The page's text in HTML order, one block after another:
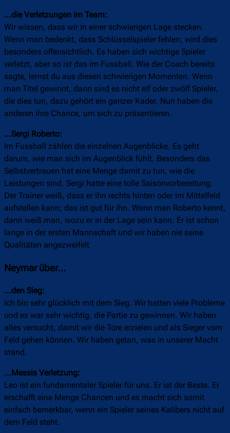
…die Verletzungen im Team:
Wir wissen, dass wir in einer schwierigen Lage stecken.
Wenn man bedenkt, dass Schlüsselspieler fehlen, wird dies
besonders offensichtlich. Es haben sich wichtige Spieler
verletzt, aber so ist das im Fussball. Wie der Coach bereits
sagte, lernst du aus diesen schwierigen Momenten. Wenn
man Titel gewinnt, dann sind es nicht elf oder zwölf Spieler,
die dies tun, dazu gehört ein ganzer Kader. Nun haben die
anderen ihre Chance, um sich zu präsentieren.
…Sergi Roberto:
Im Fussball zählen die einzelnen Augenblicke. Es geht
darum, wie man sich im Augenblick fühlt. Besonders das
Selbstvertrauen hat eine Menge damit zu tun, wie die
Leistungen sind. Sergi hatte eine tolle Saisonvorbereitung.
Der Trainer weiß, dass er ihn rechts hinten oder im Mittelfeld
aufstellen kann; das ist gut für ihn. Wenn man Roberto kennt,
dann weiß man, wozu er in der Lage sein kann. Er ist schon
lange in der ersten Mannschaft und wir haben nie seine
Qualitäten angezweifelt
Neymar über…
…den Sieg:
Ich bin sehr glücklich mit dem Sieg. Wir hatten viele Probleme
und es war sehr wichtig, die Partie zu gewinnen. Wir haben
alles versucht, damit wir die Tore erzielen und als Sieger vom
Feld gehen können. Wir haben getan, was in unserer Macht
stand.
…Messis Verletzung:
Leo ist ein fundamentaler Spieler für uns. Er ist der Beste. Er
erschafft eine Menge Chancen und es macht sich somit
einfach bemerkbar, wenn ein Spieler seines Kalibers nicht auf
dem Feld steht.